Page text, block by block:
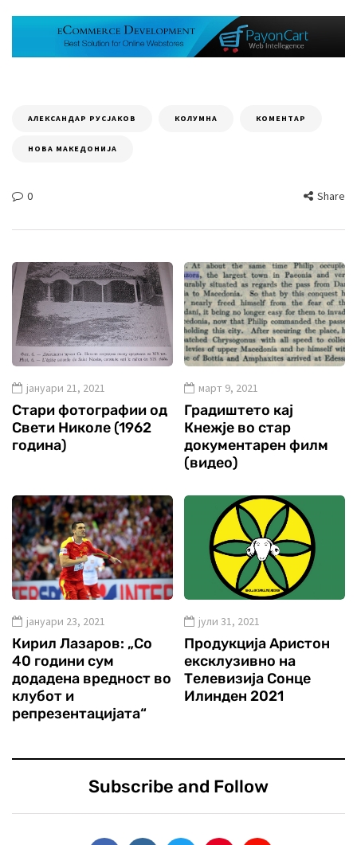
АЛЕКСАНДАР РУСЈАКОВ КОЛУМНА КОМЕНТАР
НОВА МАКЕДОНИЈА
0 Share
јануари 21, 2021
Стари фотографии од
Свети Николе (1962
година)
март 9, 2021
Градиштето кај
Кнежје во стар
документарен филм
(видео)
јануари 23, 2021
Кирил Лазаров: „Со
40 години сум
додадена вредност во
клубот и
репрезентацијата“
јули 31, 2021
Продукција Аристон
ексклузивно на
Телевизија Сонце
Илинден 2021
Subscribe and Follow